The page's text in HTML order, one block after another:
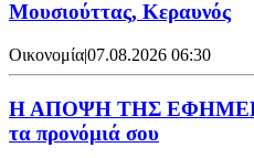
Μουσιούττας, Κεραυνός
Οικονομία|07.08.2026 06:30
Η ΑΠΟΨΗ ΤΗΣ
τα προνόμιά σου